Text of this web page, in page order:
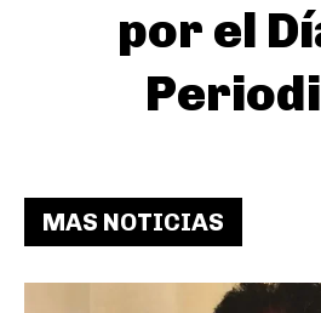
por el
MAS NOTICIAS